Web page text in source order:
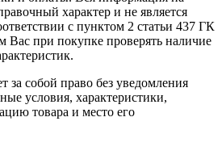
характер и не является
с пунктом 2 статьи 437 ГК
Вас при покупке проверять наличие
за собой право без уведомления
условия, характеристики,
товара и место его